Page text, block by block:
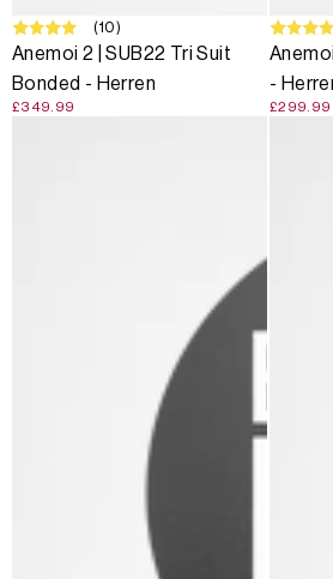
(10)
Anemoi 2 | SUB22 Tri Suit
Bonded - Herren
£349.99
-
£299.99